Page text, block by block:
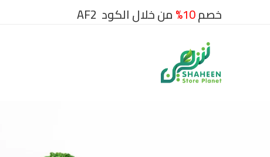
خصم10% من خلال الكود AF2